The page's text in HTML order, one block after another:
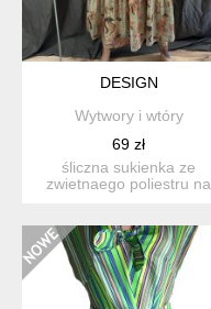
DESIGN
Wytwory i wtóry
69 zł
śliczna sukienka ze
zwietnaego poliestru na